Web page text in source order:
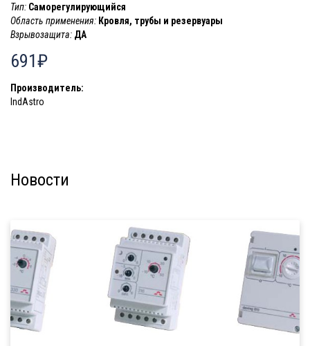
Тип: Саморегулирующийся
Область применения: Кровля, трубы и резервуары
Взрывозащита: ДА
691₽
Производитель:
IndAstro
Новости